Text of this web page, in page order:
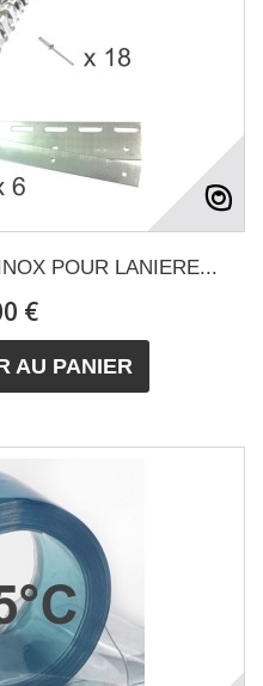
POUR LANIERE...
€
AU PANIER